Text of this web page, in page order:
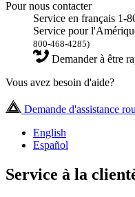
Pour nous contacter
Service en français 1-
Service pour
800-468-4285)
Demander à être
Vous avez besoin d'aide?
Demande d'assistance
English
Español
Service à la